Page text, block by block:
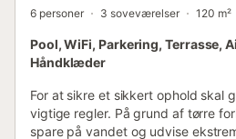
6 personer 3 soveværelser 120 m²
Pool, WiFi, Parkering, Terrasse,
Håndklæder
For at sikre et sikkert ophold skal
vigtige regler. På grund af tørre
spare på vandet og udvise